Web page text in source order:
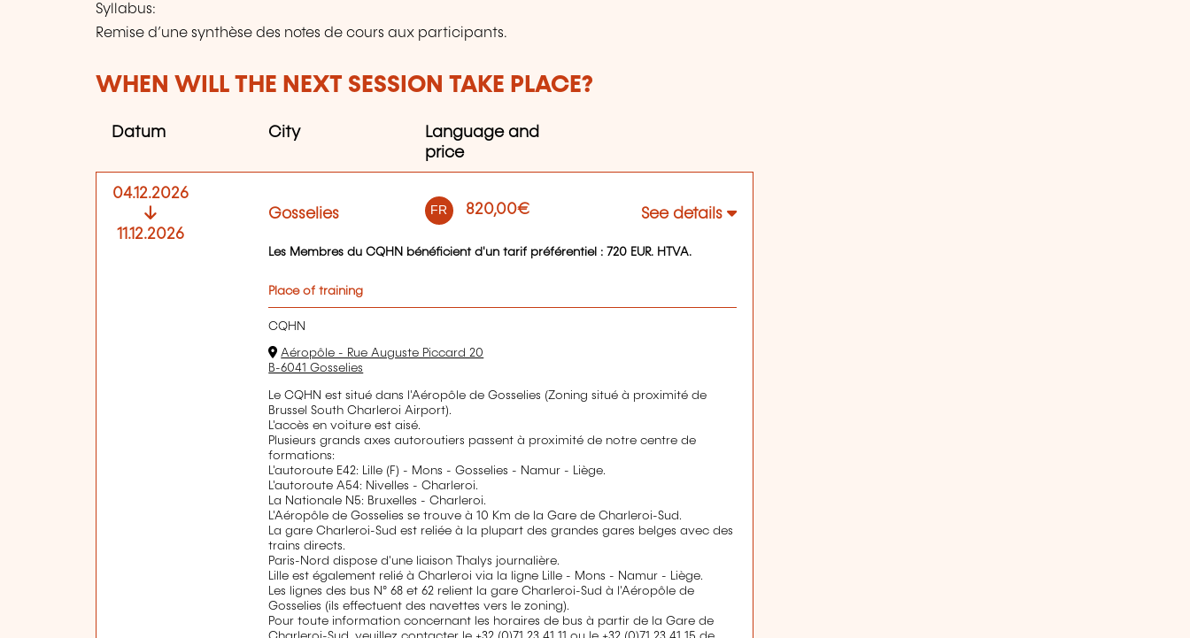
Syllabus:
Remise d’une synthèse des notes de cours aux participants.
WHEN WILL THE NEXT SESSION TAKE PLACE?
Datum City
Language and
price
04.12.2026
11.12.2026
Gosselies FR 820,00€ See details
Les Membres du CQHN bénéficient d'un tarif préférentiel : 720 EUR. HTVA.
Place of training
CQHN
Aéropôle - Rue Auguste Piccard 20
B-6041 Gosselies
Le CQHN est situé dans l'Aéropôle de Gosselies (Zoning situé à proximité de
Brussel South Charleroi Airport).
L'accès en voiture est aisé.
Plusieurs grands axes autoroutiers passent à proximité de notre centre de
formations:
L'autoroute E42: Lille (F) - Mons - Gosselies - Namur - Liège.
L'autoroute A54: Nivelles - Charleroi.
La Nationale N5: Bruxelles - Charleroi.
L'Aéropôle de Gosselies se trouve à 10 Km de la Gare de Charleroi-Sud.
La gare Charleroi-Sud est reliée à la plupart des grandes gares belges avec des
trains directs.
Paris-Nord dispose d'une liaison Thalys journalière.
Lille est également relié à Charleroi via la ligne Lille - Mons - Namur - Liège.
Les lignes des bus N° 68 et 62 relient la gare Charleroi-Sud à l'Aéropôle de
Gosselies (ils effectuent des navettes vers le zoning).
Pour toute information concernant les horaires de bus à partir de la Gare de